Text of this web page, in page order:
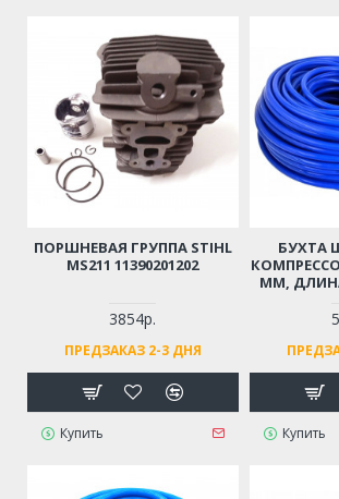
ПОРШНЕВАЯ ГРУППА STIHL
MS211 11390201202
3854р.
ПРЕДЗАКАЗ 2-3 ДНЯ
Купить
БУХТА
ММ,
Купить